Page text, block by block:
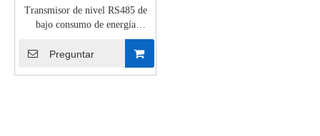
Transmisor de nivel RS485 de
bajo consumo de energía
HPM410LR para tecnología
inalámbrica de IoT
Preguntar